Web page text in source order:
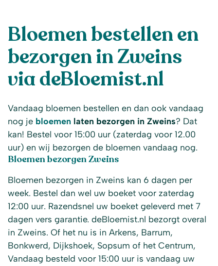
Bloemen bestellen en
bezorgen in Zweins
via deBloemist.nl
Vandaag bloemen bestellen en dan ook vandaag
nog je bloemen laten bezorgen in Zweins? Dat
kan! Bestel voor 15:00 uur (zaterdag voor 12.00
uur) en wij bezorgen de bloemen vandaag nog.
Bloemen bezorgen Zweins
Bloemen bezorgen in Zweins kan 6 dagen per
week. Bestel dan wel uw boeket voor zaterdag
12:00 uur. Razendsnel uw boeket geleverd met 7
dagen vers garantie. deBloemist.nl bezorgt overal
in Zweins. Of het nu is in Arkens, Barrum,
Bonkwerd, Dijkshoek, Sopsum of het Centrum,
Vandaag besteld voor 15:00 uur is vandaag uw